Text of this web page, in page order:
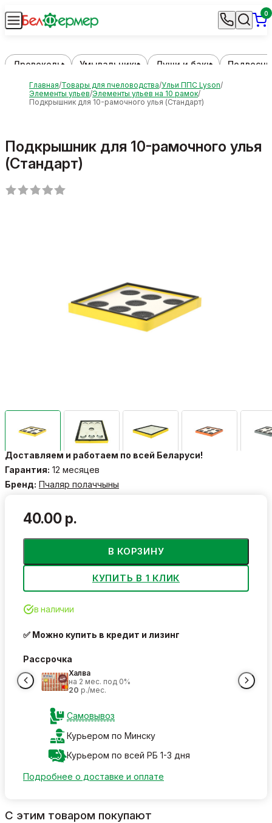
0
Дровоколы Умывальники Души и баки
Главная Товары для пчеловодства Ульи ППС Lyson
Элементы ульев Элементы ульев на 10 рамок
Подкрышник для 10-рамочного улья (Стандарт)
Подкрышник для 10-рамочного улья
(Стандарт)
Доставляем и работаем по всей Беларуси!
Гарантия: 12 месяцев
Бренд: Пчаляр полаччыны
40.00 р.
В КОРЗИНУ
КУПИТЬ В 1 КЛИК
в наличии
✅ Можно купить в кредит и лизинг
Рассрочка
Халва
на 2 мес. под 0%
20 р./мес.
Самовывоз
Курьером по Минску
Курьером по всей РБ 1-3 дня
Подробнее о доставке и оплате
С этим товаром покупают